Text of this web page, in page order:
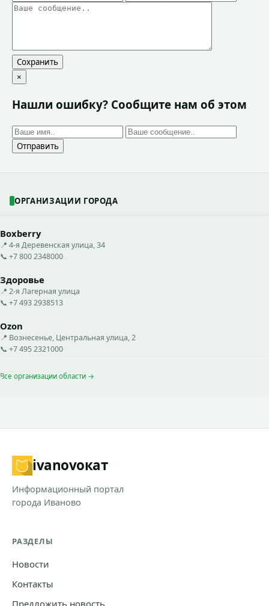
Сохранить
×
Нашли ошибку? Сообщите нам об этом
Отправить
ОРГАНИЗАЦИИ ГОРОДА
Boxberry
📍 4-я Деревенская улица, 34
📞 +7 800 2348000
Здоровье
📍 2-я Лагерная улица
📞 +7 493 2938513
Ozon
📍 Вознесенье, Центральная улица, 2
📞 +7 495 2321000
Все организации области →
ivanovoкат
Информационный портал
города Иваново
РАЗДЕЛЫ
Новости
Контакты